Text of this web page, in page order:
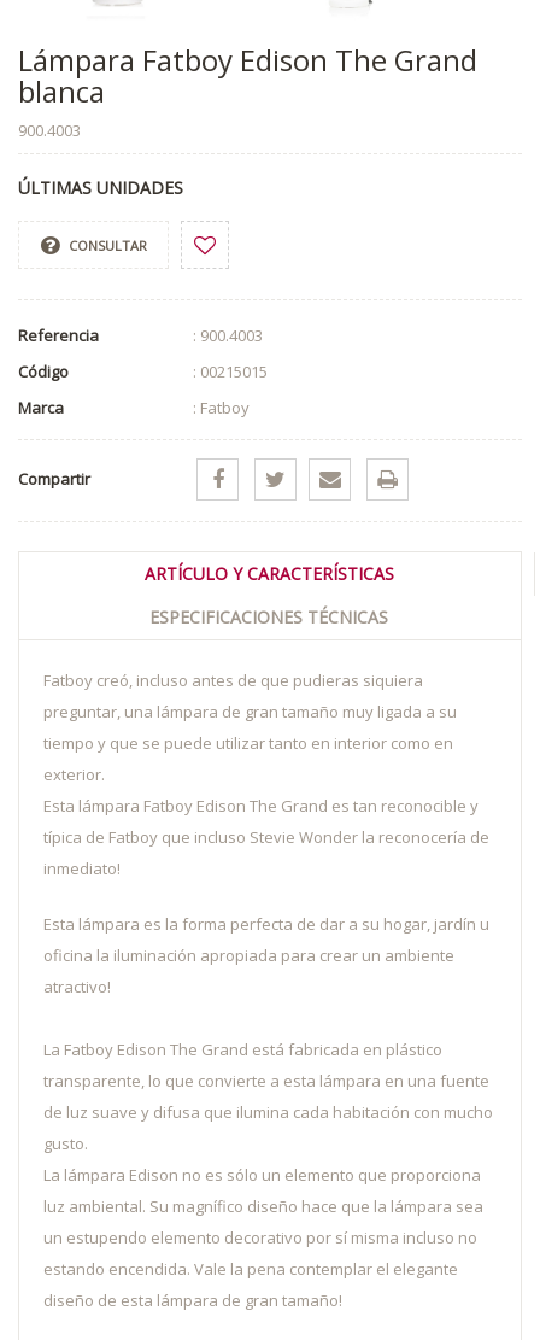
Lámpara Fatboy Edison The Grand
blanca
900.4003
ÚLTIMAS UNIDADES
CONSULTAR
Referencia
: 900.4003
Código
: 00215015
Marca
: Fatboy
Compartir
ARTÍCULO Y CARACTERÍSTICAS
ESPECIFICACIONES TÉCNICAS
Fatboy creó, incluso antes de que pudieras siquiera
preguntar, una lámpara de gran tamaño muy ligada a su
tiempo y que se puede utilizar tanto en interior como en
exterior.
Esta lámpara Fatboy Edison The Grand es tan reconocible y
típica de Fatboy que incluso Stevie Wonder la reconocería de
inmediato!
Esta lámpara es la forma perfecta de dar a su hogar, jardín u
oficina la iluminación apropiada para crear un ambiente
atractivo!
La Fatboy Edison The Grand está fabricada en plástico
transparente, lo que convierte a esta lámpara en una fuente
de luz suave y difusa que ilumina cada habitación con mucho
gusto.
La lámpara Edison no es sólo un elemento que proporciona
luz ambiental. Su magnífico diseño hace que la lámpara sea
un estupendo elemento decorativo por sí misma incluso no
estando encendida. Vale la pena contemplar el elegante
diseño de esta lámpara de gran tamaño!